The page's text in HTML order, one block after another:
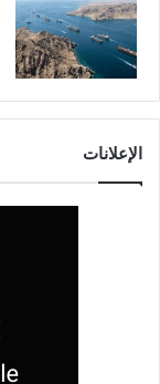
الإعلانات